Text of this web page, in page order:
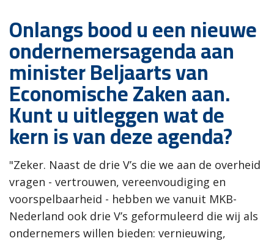
Onlangs bood u een nieuwe
ondernemersagenda aan
minister Beljaarts van
Economische Zaken aan.
Kunt u uitleggen wat de
kern is van deze agenda?
"Zeker. Naast de drie V’s die we aan de overheid
vragen - vertrouwen, vereenvoudiging en
voorspelbaarheid - hebben we vanuit MKB-
Nederland ook drie V’s geformuleerd die wij als
ondernemers willen bieden: vernieuwing,